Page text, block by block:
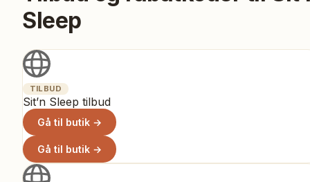
Sleep
TILBUD
Sit’n Sleep tilbud
Gå til butik →
Gå til butik →